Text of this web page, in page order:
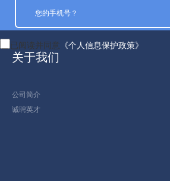
已阅读并同意 《个人信息保护政策》
关于我们
公司简介
诚聘英才